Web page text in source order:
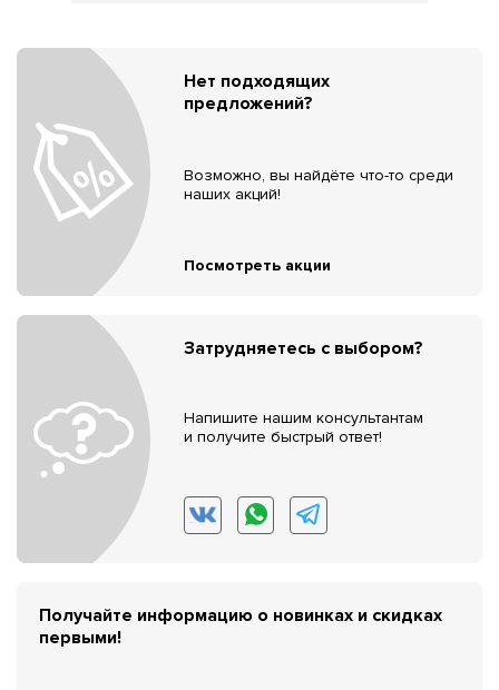
Нет подходящих
предложений?
Возможно, вы найдёте что-то среди
наших акций!
Посмотреть акции
Затрудняетесь с выбором?
Напишите нашим консультантам
и получите быстрый ответ!
Получайте информацию о новинках и скидках
первыми!